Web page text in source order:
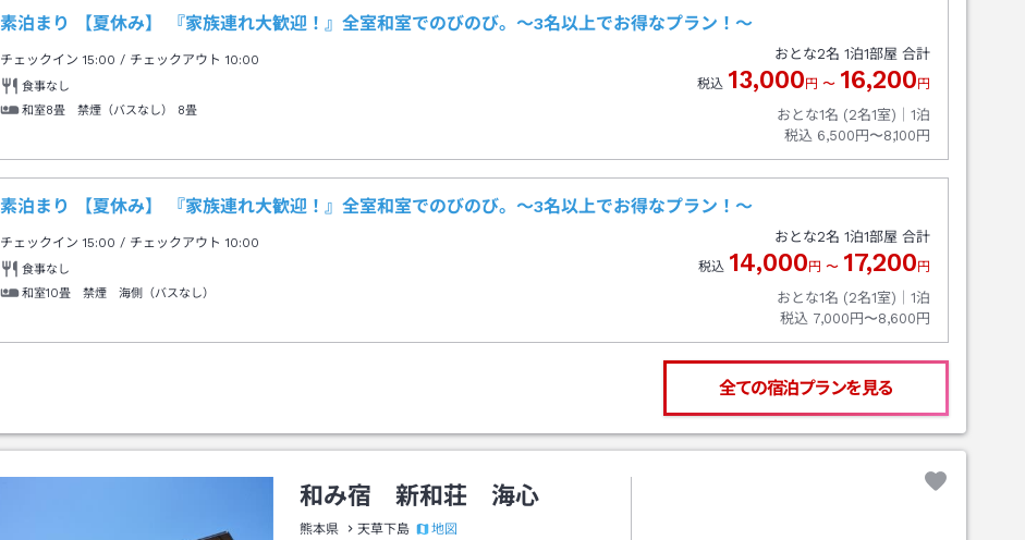
素泊まり 【夏休み】 『家族連れ大歓迎！』全室和室でのびのび。～3名以上でお得なプラン！～
チェックイン15:00 / チェックアウト 10:00
食事なし
和室8畳 禁煙（バスなし）
8畳
おとな2名 1泊1部屋 合計
税込 13,000 円 〜 16,200 円
おとな1名 (2名1室)｜ 1泊
税込 6,500円〜8,100円
素泊まり 【夏休み】 『家族連れ大歓迎！』全室和室でのびのび。～3名以上でお得なプラン！～
チェックイン15:00 / チェックアウト 10:00
食事なし
和室10畳 禁煙 海側（バスなし）
おとな2名 1泊1部屋 合計
税込 14,000 円 〜 17,200 円
おとな1名 (2名1室)｜ 1泊
税込 7,000円〜8,600円
全ての宿泊プランを見る
和み宿 新和荘 海心
熊本県 天草下島 地図